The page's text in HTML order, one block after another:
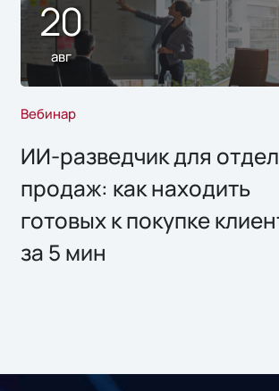
20
авг
Вебинар
ИИ-разведчик для
продаж: как находить
готовых к покупке
за 5 мин